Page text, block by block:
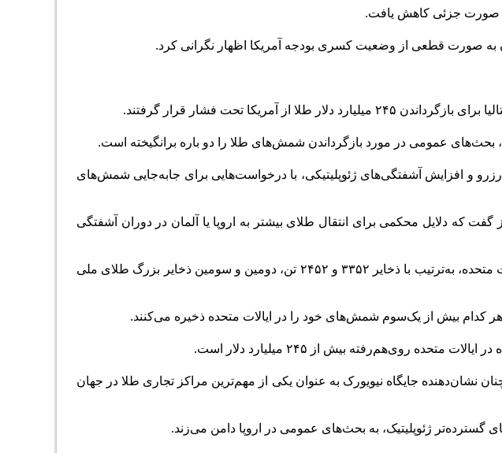
به صورت قطعی از وضعیت کسری بودجه آمریکا اظهار نگرانی کرد.
از آمریکا تحت فشار قرار گرفتند.
عمومی در مورد بازگرداندن شمش‌‌‌های طلا را دو باره برانگیخته است.
و افزایش آشفتگی‌‌‌های ژئوپلیتیکی، با درخواست‌‌‌هایی برای جابه‌‌‌جایی شمش‌‌‌های
گفت که دلایل محکمی برای انتقال طلای بیشتر به اروپا یا آلمان در دوران آشفتگی
طبق داده‌‌‌های شورای جهانی طلا، آلمان و ایتالیا پس از ایالات متحده، به‌ترتیب با ذخایر ۳۳۵۲ و ۲۴۵۲ تن، دومین و سومین ذخایر بزرگ طلای ملی
کدام بیش از یک‌سوم شمش‌‌‌های خود را در ایالات متحده ذخیره می‌کنند.
روی‌هم‌رفته بیش از ۲۴۵ میلیارد دلار است.
نشان‌دهنده جایگاه نیویورک به عنوان یکی از مهم‌ترین مراکز تجاری طلا در جهان
گسترده‌‌‌تر ژئوپلیتیک، به بحث‌‌‌های عمومی در اروپا دامن می‌‌‌زند.